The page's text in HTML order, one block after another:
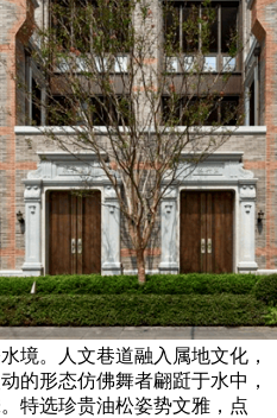
境。人文巷道融入属地文化，
的形态仿佛舞者翩跹于水中，
特选珍贵油松姿势文雅，点